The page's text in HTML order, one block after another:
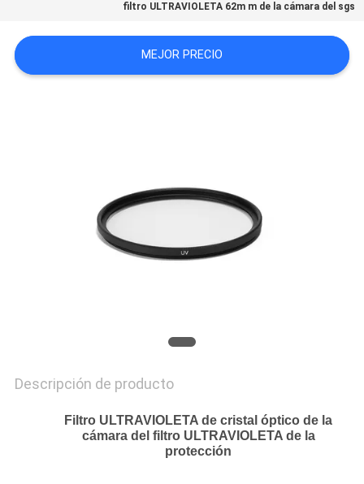
MAPA
DEL
filtro ULTRAVIOLETA 62m m de la cámara del sgs
MEJOR PRECIO
Descripción de producto
Filtro ULTRAVIOLETA de cristal óptico de la
cámara del filtro ULTRAVIOLETA de la
protección